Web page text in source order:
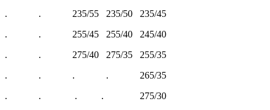
. . 235/55 235/50 235/45
. . 255/45 255/40 245/40
. . 275/40 275/35 255/35
. . . . 265/35
. . . . 275/30